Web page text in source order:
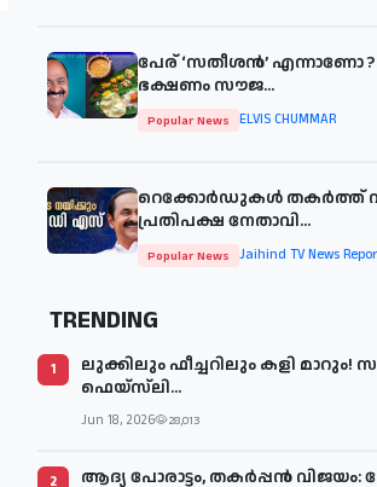
പേര് ‘സതീശന്‍’ എന്നാണോ
ഭക്ഷണം സൗജ...
Popular News ELVIS CHUMMAR
റെക്കോർഡുകൾ തകർത്ത്
പ്രതിപക്ഷ നേതാവി...
Popular News Jaihind TV News
TRENDING
1
ലുക്കിലും ഫീച്ചറിലും കളി മാറും!
ഫെയ്‌സ്‌ലി...
Jun 18, 2026 28,013
2
ആദ്യ പോരാട്ടം, തകർപ്പൻ വിജയം: